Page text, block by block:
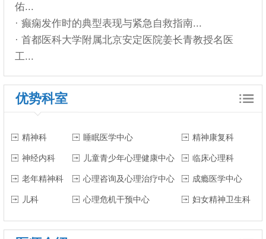
佑...
· 癫痫发作时的典型表现与紧急自救指南...
· 首都医科大学附属北京安定医院姜长青教授名医
工...
优势科室
精神科 睡眠医学中心 精神康复科
神经内科 儿童青少年心理健康中心 临床心理科
老年精神科 心理咨询及心理治疗中心 成瘾医学中心
儿科 心理危机干预中心 妇女精神卫生科